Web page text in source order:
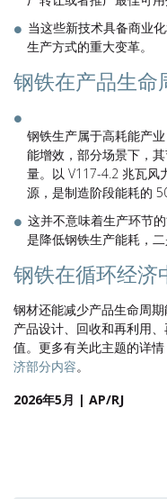
当这些新技术具备商业
生产方式的重大变革。
钢铁在产品生命
钢铁生产属于高耗能产
能增效，部分场景下，
量。以 V117-4.2 兆瓦风
源，是制造阶段能耗的
这并不意味着生产环节
是降低钢铁生产能耗，
钢铁在循环经济
钢材还能减少产品生命周
产品设计、回收和再利用
值。更多有关此主题的详
济部分内容。
2026年5月 | AP/RJ